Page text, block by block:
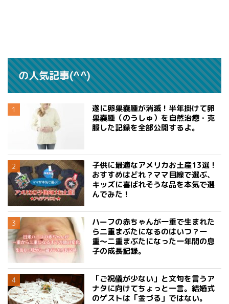
の人気記事(^^)
遂に卵巣嚢腫が消滅！半年掛けて卵
巣嚢腫（のうしゅ）を自然治癒・克
服した記録を全部公開するよ。
子供に最適なアメリカお土産13選！
おすすめはどれ？ママ目線で選ぶ、
キッズに喜ばれそうな品を本気で選
んでみた！
ハーフの赤ちゃんが一重で生まれた
ら二重まぶたになるのはいつ？一
重〜二重まぶたになった一年間の息
子の成長記録。
「ご祝儀が少ない」と文句を言うア
ナタに向けてちょっと一言。結婚式
のゲストは「金づる」ではない。